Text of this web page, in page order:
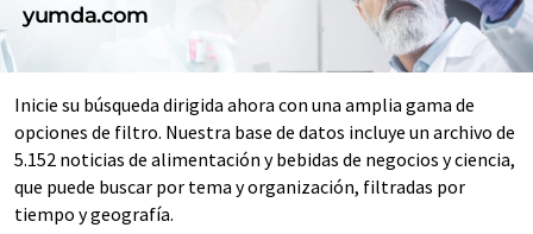
yumda.com
Inicie su búsqueda dirigida ahora con una amplia gama de
opciones de filtro. Nuestra base de datos incluye un archivo de
5.152 noticias de alimentación y bebidas de negocios y ciencia,
que puede buscar por tema y organización, filtradas por
tiempo y geografía.